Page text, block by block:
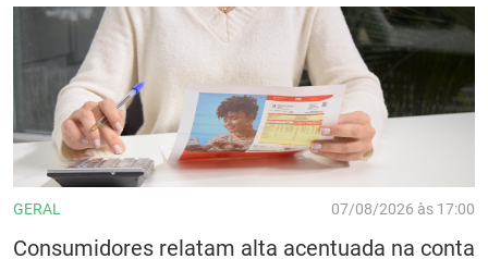
GERAL 07/08/2026 às 17:00
Consumidores relatam alta acentuada na conta